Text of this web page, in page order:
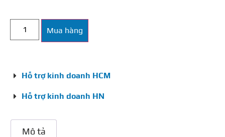
Mua hàng
Hỗ trợ kinh doanh HCM
Hỗ trợ kinh doanh HN
Mô tả